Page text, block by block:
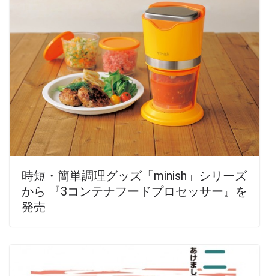
時短・簡単調理グッズ「minish」シリーズ
から 『3コンテナフードプロセッサー』を
発売